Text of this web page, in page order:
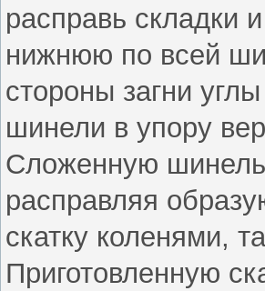
расправь складки
нижнюю по всей
стороны загни
шинели в упору
Сложенную шинель
расправляя
скатку коленями,
Приготовленную